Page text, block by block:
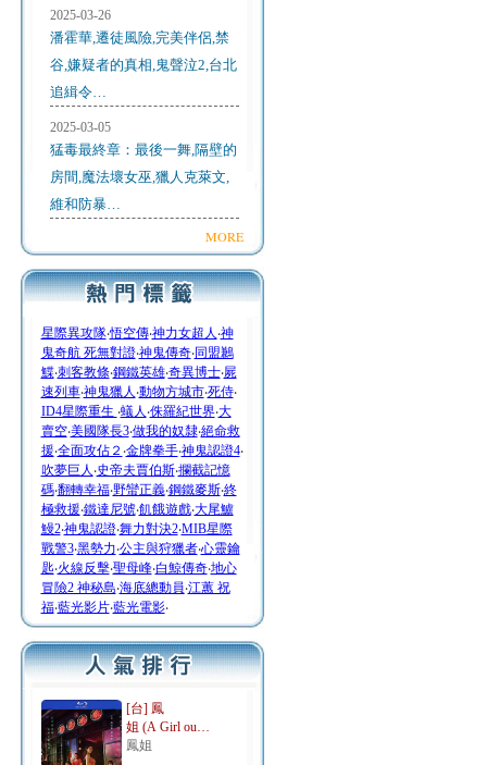
2025-03-26
潘霍華,遷徒風險,完美伴侶,禁
谷,嫌疑者的真相,鬼聲泣2,台北
追緝令…
2025-03-05
猛毒最終章：最後一舞,隔壁的
房間,魔法壞女巫,獵人克萊文,
維和防暴…
MORE
星際異攻隊‧悟空傳‧神力女超人 ‧神
鬼奇航 死無對證‧神鬼傳奇‧同盟鶼
鰈‧刺客教條‧鋼鐵英雄‧奇異博士‧屍
速列車‧神鬼獵人 ‧動物方城市‧死侍‧
ID4星際重生 ‧蟻人 ‧侏羅紀世界‧大
賣空‧美國隊長3‧做我的奴隸‧絕命救
援‧全面攻佔２ ‧金牌拳手‧神鬼認證4‧
吹夢巨人 ‧史帝夫賈伯斯‧攔截記憶
碼‧翻轉幸福‧野蠻正義‧鋼鐵麥斯‧終
極救援‧鐵達尼號‧飢餓遊戲‧大尾鱸
鰻2‧神鬼認證‧舞力對決2‧MIB星際
戰警3‧黑勢力‧公主與狩獵者‧心靈鑰
匙‧火線反擊‧聖母峰‧白鯨傳奇‧地心
冒險2 神秘島‧海底總動員‧江蕙 祝
福‧藍光影片‧藍光電影‧
[台] 鳳
姐 (A Girl ou…
鳳姐